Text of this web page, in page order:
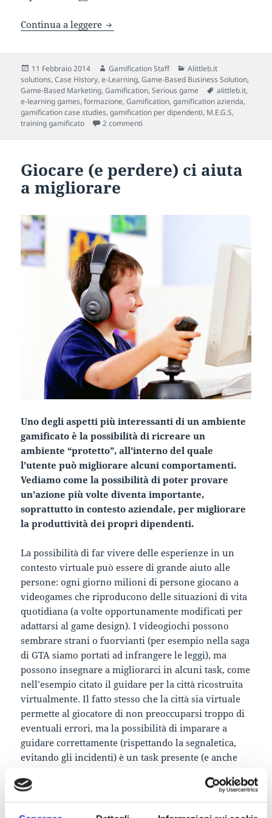
Continua a leggere “La Città Sostenibile” del Gruppo
Scritto
il
11 Febbraio 2014 Autore
Gamification Staff Categorie
Alittleb.it
solutions,Case History,e-Learning,Game-Based Business Solution,
Game-Based Marketing,Gamification,Serious game Tag
alittleb.it,
e-learning games,formazione,Gamification,gamification azienda,
gamification case studies,gamification per dipendenti, M.E.G.S,
training gamificato
2 commenti
Giocare (e perdere) ci aiuta
a migliorare
Uno degli aspetti più interessanti di un ambiente
gamificato è la possibilità di ricreare un
ambiente “protetto”, all’interno del quale
l’utente può migliorare alcuni comportamenti.
Vediamo come la possibilità di poter provare
un’azione più volte diventa importante,
soprattutto in contesto aziendale, per migliorare
la produttività dei propri dipendenti.
La possibilità di far vivere delle esperienze in un
contesto virtuale può essere di grande aiuto alle
persone: ogni giorno milioni di persone giocano a
videogames che riproducono delle situazioni di vita
quotidiana (a volte opportunamente modificati per
adattarsi al game design). I videogiochi possono
sembrare strani o fuorvianti (per esempio nella saga
di GTA siamo portati ad infrangere le leggi), ma
possono insegnare a migliorarci in alcuni task, come
nell’esempio citato il guidare per la città ricostruita
virtualmente. Il fatto stesso che la città sia virtuale
permette al giocatore di non preoccuparsi troppo di
eventuali errori, ma la possibilità di imparare a
guidare correttamente (rispettando la segnaletica,
evitando gli incidenti) è un task presente (e anche
può essere uno dei motivi per il quale la polizia ci
Quindi, il giocatore può impegnarsi a migliorare